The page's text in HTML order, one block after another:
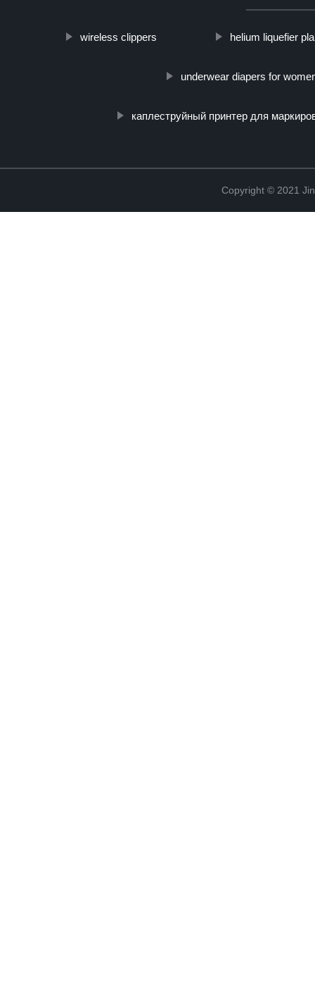
wireless clippers helium liquefier
underwear diapers for
каплеструйный принтер для
Copyright © 2021